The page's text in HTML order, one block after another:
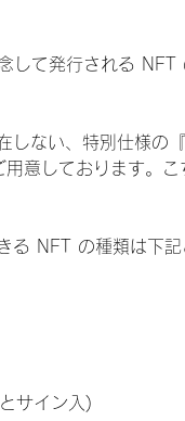
て発行される NFT
しない、特別仕様の
意しております。
NFT の種類は下記
サイン入)